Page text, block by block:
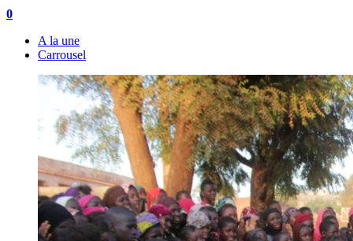
0
A la une
Carrousel